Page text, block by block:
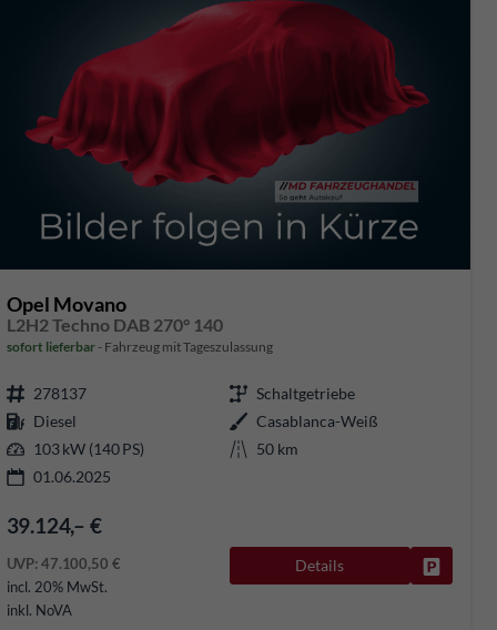
Opel Movano
L2H2 Techno DAB 270° 140
sofort lieferbar Fahrzeug mit Tageszulassung
278137
Schaltgetriebe
Diesel
Casablanca-Weiß
103 kW (140 PS)
50 km
01.06.2025
39.124,– €
UVP:47.100,50 €
incl. 20% MwSt.
inkl. NoVA
Details